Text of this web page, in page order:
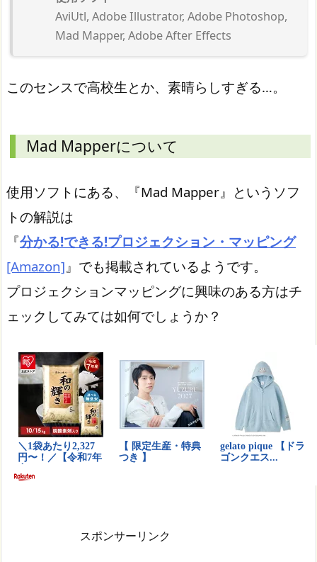
AviUtl, Adobe Illustrator, Adobe Photoshop,
Mad Mapper, Adobe After Effects
このセンスで高校生とか、素晴らしすぎる…。
Mad Mapperについて
使用ソフトにある、『Mad Mapper』というソフ
トの解説は
『分かる!できる!プロジェクション・マッピング
[Amazon] 』でも掲載されているようです。
プロジェクションマッピングに興味のある方はチ
ェックしてみては如何でしょうか？
スポンサーリンク